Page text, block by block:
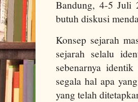
Bandung, 4-5 Juli
butuh diskusi
Konsep sejarah
sejarah selalu
sebenarnya
segala hal apa
yang telah